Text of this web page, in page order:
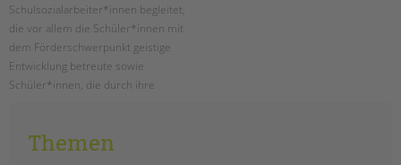
Schulsozialarbeiter*innen begleitet,
die vor allem die Schüler*innen mit
dem Förderschwerpunkt geistige
Entwicklung betreute sowie
Schüler*innen, die durch ihre
Reise-Projekt weitergeführt.
Themen